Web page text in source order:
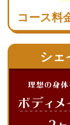
コース料
シェ